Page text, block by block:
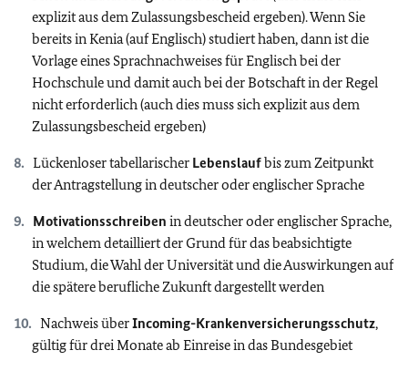
explizit aus dem Zulassungsbescheid ergeben). Wenn Sie
bereits in Kenia (auf Englisch) studiert haben, dann ist die
Vorlage eines Sprachnachweises für Englisch bei der
Hochschule und damit auch bei der Botschaft in der Regel
nicht erforderlich (auch dies muss sich explizit aus dem
Zulassungsbescheid ergeben)
Lückenloser tabellarischer Lebenslaufbis zum Zeitpunkt
der Antragstellung in deutscher oder englischer Sprache
Motivationsschreiben in deutscher oder englischer Sprache,
in welchem detailliert der Grund für das beabsichtigte
Studium, die Wahl der Universität und die Auswirkungen auf
die spätere berufliche Zukunft dargestellt werden
Nachweis überIncoming-Krankenversicherungsschutz,
gültig für drei Monate ab Einreise in das Bundesgebiet